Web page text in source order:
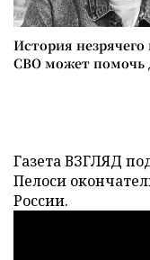
История незрячего
СВО может помочь
Газета ВЗГЛЯД
Пелоси
России.